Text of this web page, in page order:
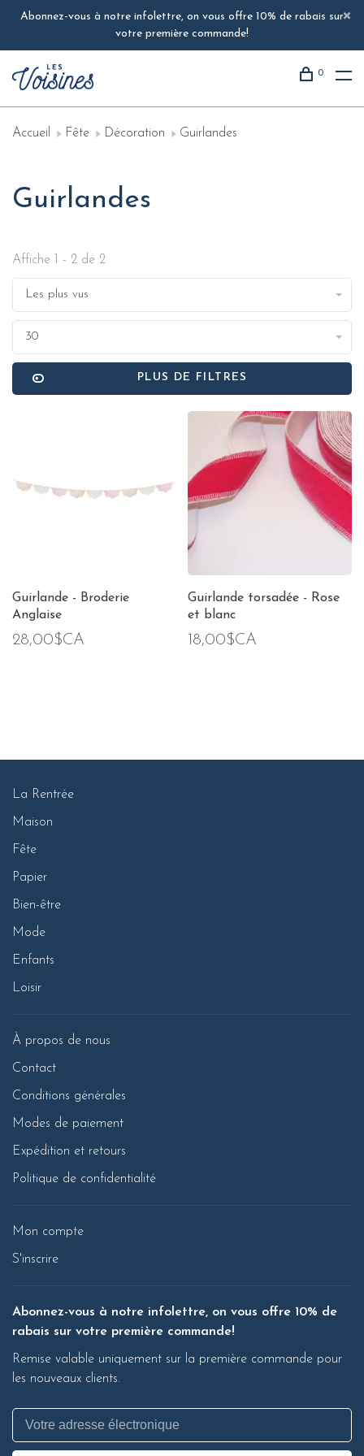
Abonnez-vous à notre infolettre, on vous offre 10% de rabais sur
votre première commande!
0
Accueil Fête Décoration Guirlandes
Guirlandes
Affiche 1 - 2 de 2
Les plus vus
30
PLUS DE FILTRES
Guirlande - Broderie
Anglaise
28,00$CA
Guirlande torsadée - Rose
et blanc
18,00$CA
La Rentrée
Maison
Fête
Papier
Bien-être
Mode
Enfants
Loisir
À propos de nous
Contact
Conditions générales
Modes de paiement
Expédition et retours
Politique de confidentialité
Mon compte
S'inscrire
Abonnez-vous à notre infolettre, on vous offre 10% de
rabais sur votre première commande!
Remise valable uniquement sur la première commande pour
les nouveaux clients.